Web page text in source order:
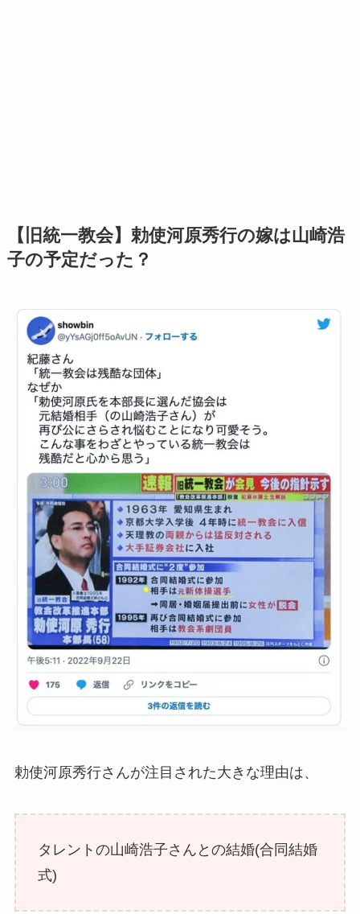
【旧統一教会】勅使河原秀行の嫁は山崎浩
子の予定だった？
勅使河原秀行さんが注目された大きな理由は、
タレントの山崎浩子さんとの結婚(合同結婚
式)